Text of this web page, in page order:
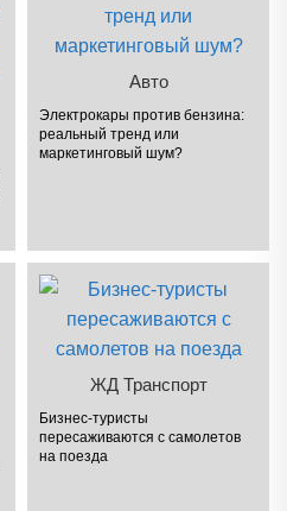
Авто
Электрокары против бензина:
реальный тренд или
маркетинговый шум?
ЖД Транспорт
Бизнес-туристы
пересаживаются с самолетов
на поезда